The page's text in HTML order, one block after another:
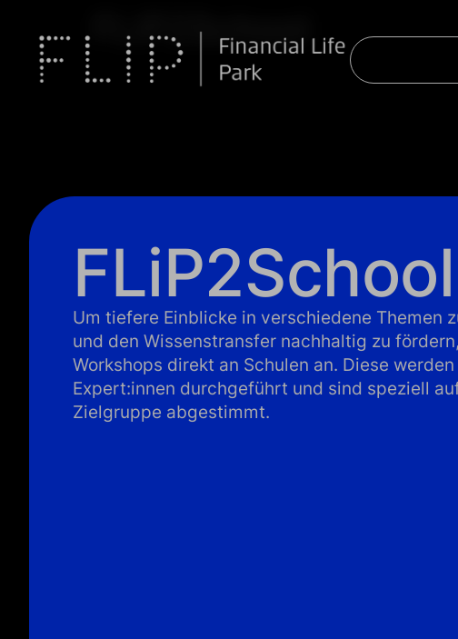
FLiP2School
FLiP2School
Um tiefere Einblicke in verschiedene Themen
und den Wissenstransfer nachhaltig zu
Workshops direkt an Schulen an. Diese
Expert:innen durchgeführt und sind speziell
Zielgruppe abgestimmt.